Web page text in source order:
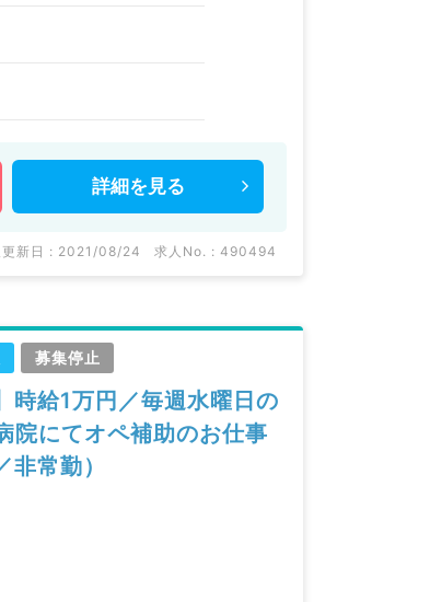
詳細を 見る
更新日 : 2021/08/24 求人No. : 490494
募集停止
時給1万円／毎週水曜日の
にてオペ補助のお仕事
常勤）